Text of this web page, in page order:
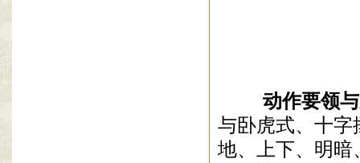
动作要领
与卧虎式、十字
地、上下、明暗